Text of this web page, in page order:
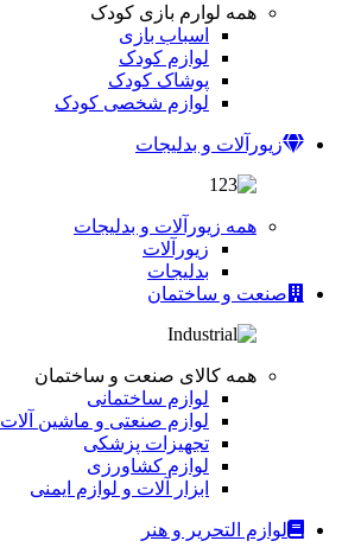
همه لوارم بازی کودک
اسباب بازی
لوازم کودک
پوشاک کودک
لوازم شخصی کودک
زیورآلات و بدلیجات
همه زیورآلات و بدلیجات
زیورآلات
بدلیجات
صنعت و ساختمان
همه کالای صنعت و ساختمان
لوازم ساختمانی
لوازم صنعتی و ماشین آلات
تجهیزات پزشکی
لوازم کشاورزی
ابزار آلات و لوازم ایمنی
لوازم التحریر و هنر